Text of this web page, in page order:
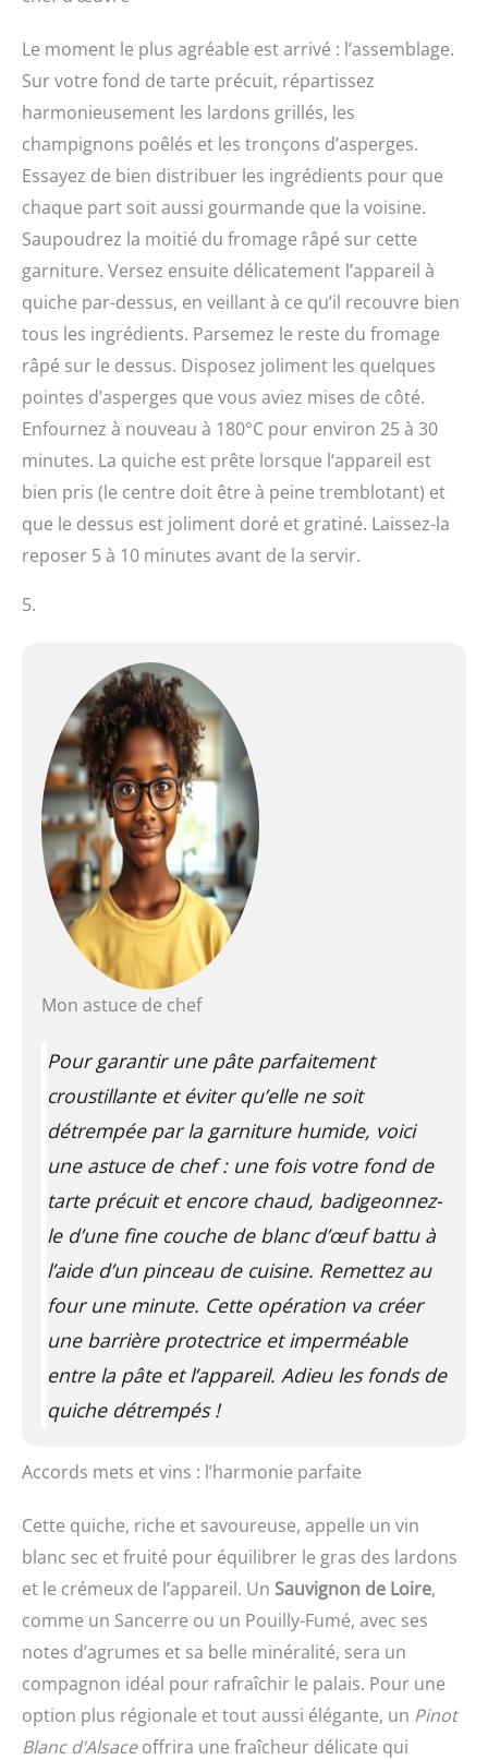
Le moment le plus agréable est arrivé : l’assemblage.
Sur votre fond de tarte précuit, répartissez
harmonieusement les lardons grillés, les
champignons poêlés et les tronçons d’asperges.
Essayez de bien distribuer les ingrédients pour que
chaque part soit aussi gourmande que la voisine.
Saupoudrez la moitié du fromage râpé sur cette
garniture. Versez ensuite délicatement l’appareil à
quiche par-dessus, en veillant à ce qu’il recouvre bien
tous les ingrédients. Parsemez le reste du fromage
râpé sur le dessus. Disposez joliment les quelques
pointes d’asperges que vous aviez mises de côté.
Enfournez à nouveau à 180°C pour environ 25 à 30
minutes. La quiche est prête lorsque l’appareil est
bien pris (le centre doit être à peine tremblotant) et
que le dessus est joliment doré et gratiné. Laissez-la
reposer 5 à 10 minutes avant de la servir.
5.
Mon astuce de chef
Pour garantir une pâte parfaitement
croustillante et éviter qu’elle ne soit
détrempée par la garniture humide, voici
une astuce de chef : une fois votre fond de
tarte précuit et encore chaud, badigeonnez-
le d’une fine couche de blanc d’œuf battu à
l’aide d’un pinceau de cuisine. Remettez au
four une minute. Cette opération va créer
une barrière protectrice et imperméable
entre la pâte et l’appareil. Adieu les fonds de
quiche détrempés !
Accords mets et vins : l’harmonie parfaite
Cette quiche, riche et savoureuse, appelle un vin
blanc sec et fruité pour équilibrer le gras des lardons
et le crémeux de l’appareil. Un Sauvignon de Loire,
comme un Sancerre ou un Pouilly-Fumé, avec ses
notes d’agrumes et sa belle minéralité, sera un
compagnon idéal pour rafraîchir le palais. Pour une
option plus régionale et tout aussi élégante, un Pinot
Blanc d’Alsaceoffrira une fraîcheur délicate qui